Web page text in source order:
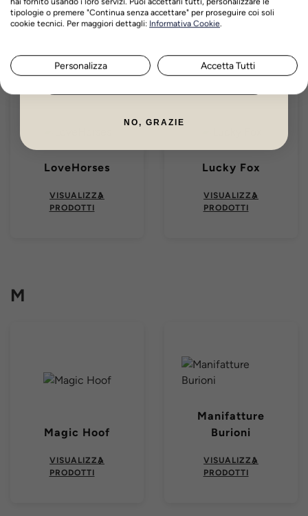
VISUALIZZA
VISUALIZZA
LoveHorses
VISUALIZZA
PRODOTTI
Lucky Fox
VISUALIZZA
PRODOTTI
M
Magic Hoof
VISUALIZZA
PRODOTTI
Manifatture
Burioni
VISUALIZZA
PRODOTTI
tipologie o premere "Continua senza accettare" per proseguire coi soli
cookie tecnici. Per maggiori dettagli: Informativa Cookie
Personalizza Accetta Tutti
Nome Cognome
NO, GRAZIE